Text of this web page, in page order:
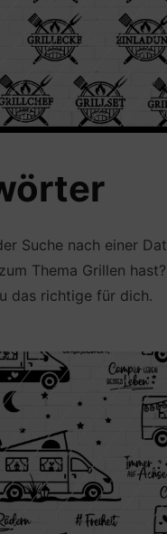
Suche nach einer
Thema Grillen
das richtige für dich.